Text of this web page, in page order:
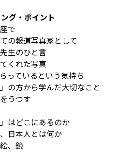
グ・ポイント
で
の報道写真家として
生のひと言
くれた写真
っているという気持ち
の方から学んだ大切なこと
うつす
はどこにあるのか
日本人とは何か
、鏡